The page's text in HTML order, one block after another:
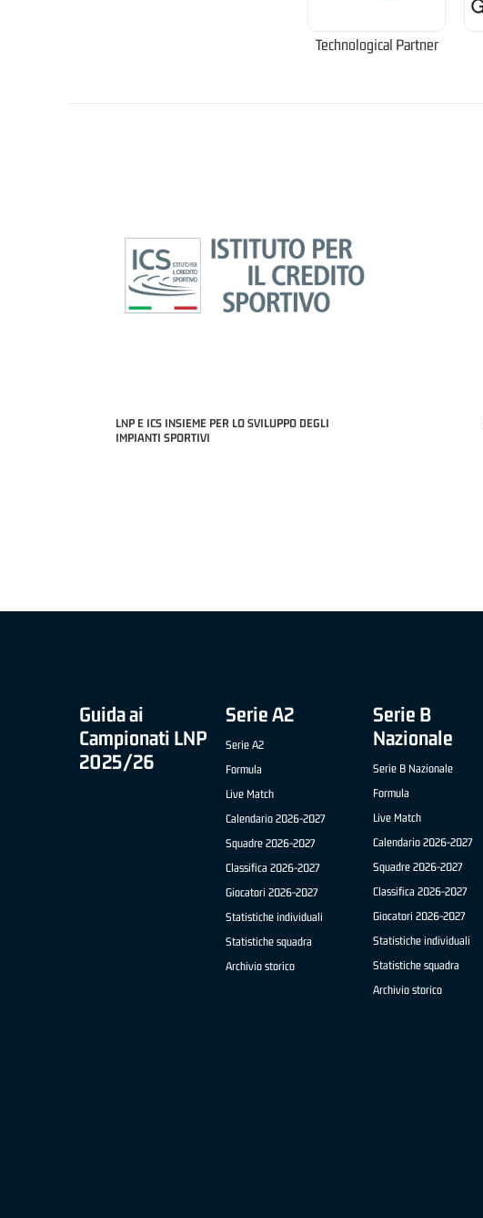
Technological Partner
LNP E ICS INSIEME PER LO SVILUPPO DEGLI
IMPIANTI SPORTIVI
Guida ai
Campionati LNP
2025/26
Serie A2
Serie A2
Formula
Live Match
Calendario 2026-2027
Squadre 2026-2027
Classifica 2026-2027
Giocatori 2026-2027
Statistiche individuali
Statistiche squadra
Archivio storico
Serie B
Nazionale
Serie B Nazionale
Formula
Live Match
Calendario 2026-2027
Squadre 2026-2027
Classifica 2026-2027
Giocatori 2026-2027
Statistiche individuali
Statistiche squadra
Archivio storico